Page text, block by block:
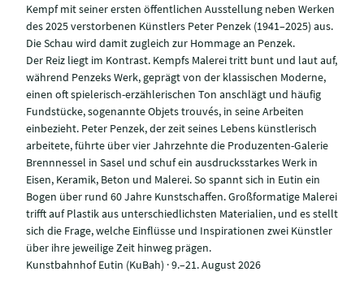
Kempf mit seiner ersten öffentlichen Ausstellung neben Werken
des 2025 verstorbenen Künstlers Peter Penzek (1941–2025) aus.
Die Schau wird damit zugleich zur Hommage an Penzek.
Der Reiz liegt im Kontrast. Kempfs Malerei tritt bunt und laut auf,
während Penzeks Werk, geprägt von der klassischen Moderne,
einen oft spielerisch-erzählerischen Ton anschlägt und häufig
Fundstücke, sogenannte Objets trouvés, in seine Arbeiten
einbezieht. Peter Penzek, der zeit seines Lebens künstlerisch
arbeitete, führte über vier Jahrzehnte die Produzenten-Galerie
Brennnessel in Sasel und schuf ein ausdrucksstarkes Werk in
Eisen, Keramik, Beton und Malerei. So spannt sich in Eutin ein
Bogen über rund 60 Jahre Kunstschaffen. Großformatige Malerei
trifft auf Plastik aus unterschiedlichsten Materialien, und es stellt
sich die Frage, welche Einflüsse und Inspirationen zwei Künstler
über ihre jeweilige Zeit hinweg prägen.
Kunstbahnhof Eutin (KuBah) · 9.–21. August 2026